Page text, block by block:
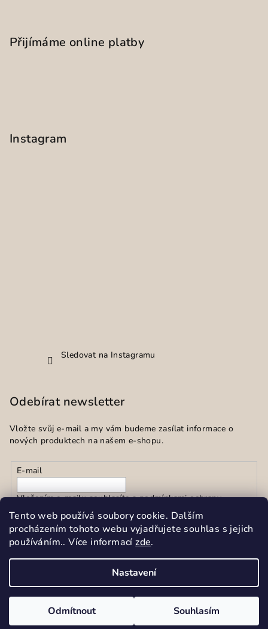
Tento web používá soubory cookie. Dalším
procházením tohoto webu vyjadřujete souhlas s jejich
používáním.. Více informacízde.
Nastavení
Odmítnout Souhlasím
Přijímáme online platby
Instagram
Sledovat na Instagramu
Odebírat newsletter
Vložte svůj e-mail a my vám budeme zasílat informace o
nových produktech na našem e-shopu.
E-mail
Vložením e-mailu souhlasíte spodmínkami ochrany
osobních údajů
Přihlásit se
Upravit nastavení cookies
Vytvořil Shoptet